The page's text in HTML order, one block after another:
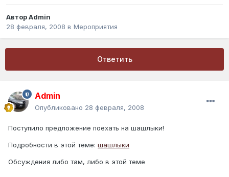
АвторAdmin
28 февраля, 2008 в Мероприятия
Ответить
Admin
Опубликовано 28 февраля, 2008
Поступило предложение поехать на шашлыки!
Подробности в этой теме: шашлыки
Обсуждения либо там, либо в этой теме